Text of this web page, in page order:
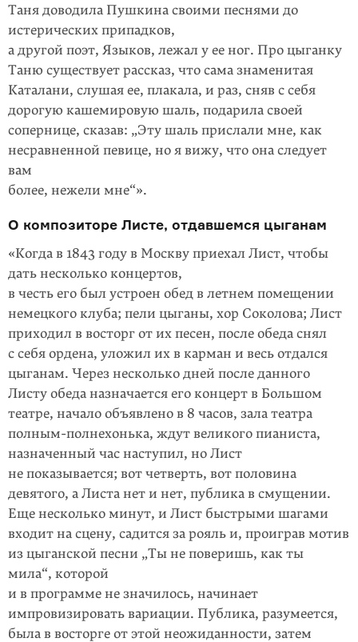
Таня доводила Пушкина своими песнями до
истерических припадков,
а другой поэт, Языков, лежал у ее ног. Про цыганку
Таню существует рассказ, что сама знаменитая
Каталани, слушая ее, плакала, и раз, сняв с себя
дорогую кашемировую шаль, подарила своей
сопернице, сказав: „Эту шаль прислали мне, как
несравненной певице, но я вижу, что она следует
вам
более, нежели мне“».
О композиторе Листе, отдавшемся цыганам
«Когда в 1843 году в Москву приехал Лист, чтобы
дать несколько концертов,
в честь его был устроен обед в летнем помещении
немецкого клуба; пели цыганы, хор Соколова; Лист
приходил в восторг от их песен, после обеда снял
с себя ордена, уложил их в карман и весь отдался
цыганам. Через несколько дней после данного
Листу обеда назначается его концерт в Большом
театре, начало объявлено в 8 часов, зала театра
полным-полнехонька, ждут великого пианиста,
назначенный час наступил, но Лист
не показывается; вот четверть, вот половина
девятого, а Листа нет и нет, публика в смущении.
Еще несколько минут, и Лист быстрыми шагами
входит на сцену, садится за рояль и, проиграв мотив
из цыганской песни „Ты не поверишь, как ты
мила“, которой
и в программе не значилось, начинает
импровизировать вариации. Публика, разумеется,
была в восторге от этой неожиданности, затем